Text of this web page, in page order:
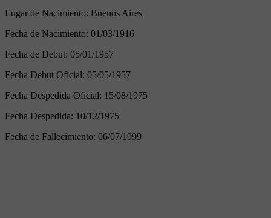
Lugar de Nacimiento: Buenos Aires
Fecha de Nacimiento: 01/03/1916
Fecha de Debut: 05/01/1957
Fecha Debut Oficial: 05/05/1957
Fecha Despedida Oficial: 15/08/1975
Fecha Despedida: 10/12/1975
Fecha de Fallecimiento: 06/07/1999